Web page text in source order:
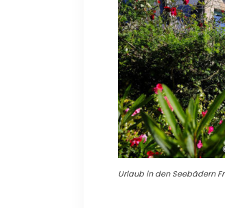
Urlaub in den Seebädern